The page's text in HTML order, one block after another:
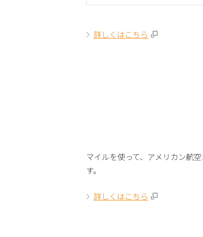
詳しくはこちら
マイルを使って、アメリカン航
す。
詳しくはこちら